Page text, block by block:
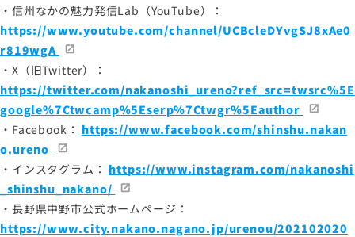
・信州なかの魅力発信Lab（YouTube）：
https://www.youtube.com/channel/UCBcleDYvgSJ8xAe0
r819wgA
・X（旧Twitter）：
https://twitter.com/nakanoshi_ureno?ref_src=twsrc%5E
google%7Ctwcamp%5Eserp%7Ctwgr%5Eauthor
・Facebook： https://www.facebook.com/shinshu.nakan
o.ureno
・インスタグラム： https://www.instagram.com/nakanoshi
_shinshu_nakano/
・長野県中野市公式ホームページ：
https://www.city.nakano.nagano.jp/urenou/202102020